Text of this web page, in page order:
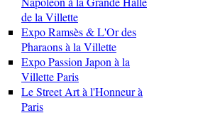
de la Villette
Expo Ramsès & L'Or des
Pharaons à la Villette
Expo Passion Japon à la
Villette Paris
Le Street Art à l'Honneur à
Paris